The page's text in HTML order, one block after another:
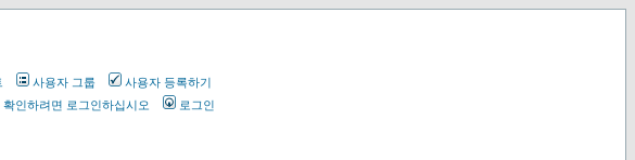
사용자 그룹
사용자 등록하기
인하려면 로그인하십시오 로그인